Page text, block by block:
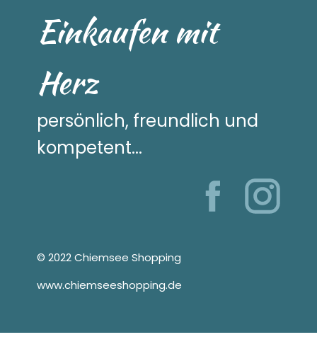
Einkaufen mit
Herz
persönlich, freundlich und
kompetent...
© 2022 Chiemsee Shopping
www.chiemseeshopping.de